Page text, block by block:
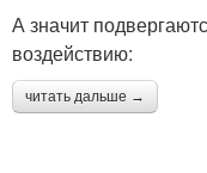
А значит
воздействию:
читать дальше →